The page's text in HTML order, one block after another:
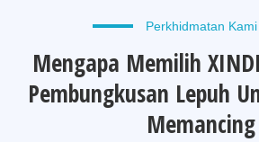
Perkhidmatan Kami
Mengapa Memilih
Pembungkusan Lepuh
Memancing